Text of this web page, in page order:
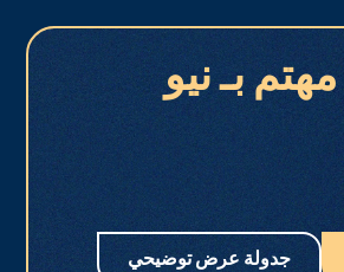
بـ نيو
جدولة عرض توضيحي